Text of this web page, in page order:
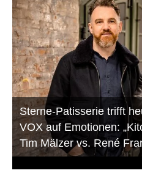
Sterne-Patisserie trifft
VOX auf Emotionen:
Tim Mälzer vs. René